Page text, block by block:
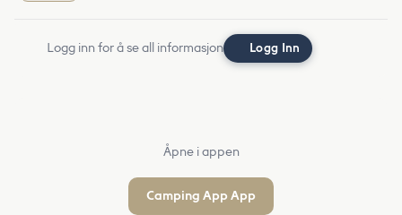
Logg inn for å se all informasjon Logg Inn
Åpne i appen
Camping App App